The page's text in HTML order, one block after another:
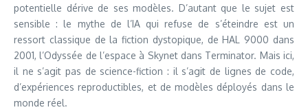
potentielle dérive de ses modèles. D’autant que le sujet est
sensible : le mythe de l’IA qui refuse de s’éteindre est un
ressort classique de la fiction dystopique, de HAL 9000 dans
2001, l’Odyssée de l’espace à Skynet dans Terminator. Mais ici,
il ne s’agit pas de science-fiction : il s’agit de lignes de code,
d’expériences reproductibles, et de modèles déployés dans le
monde réel.